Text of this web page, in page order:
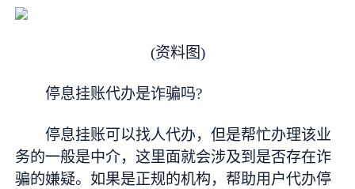
(资料图)
停息挂账代办是诈骗吗?
停息挂账可以找人代办，但是帮忙办理该业
务的一般是中介，这里面就会涉及到是否存在诈
骗的嫌疑。如果是正规的机构，帮助用户代办停